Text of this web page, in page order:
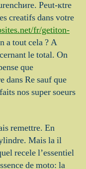
Peut-кtre
creatifs dans votre
fr/getiton-
а tout cela ? A
le total. On
que
dans Re sauf que
nos super soeurs
remettre. En
Mais lа il
recele l’essentiel
de moto: la